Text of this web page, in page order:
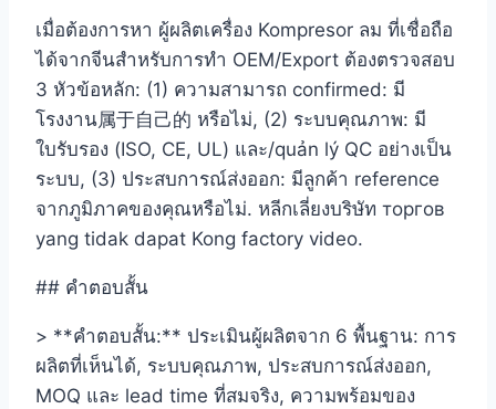
เมื่อต้องการหา ผู้ผลิตเครื่อง Kompresor ลม ที่เชื่อถือ
ได้จากจีนสำหรับการทำ OEM/Export ต้องตรวจสอบ
3 หัวข้อหลัก: (1) ความสามารถ confirmed: มี
โรงงาน属于自己的 หรือไม่, (2) ระบบคุณภาพ: มี
ใบรับรอง (ISO, CE, UL) และ/quản lý QC อย่างเป็น
ระบบ, (3) ประสบการณ์ส่งออก: มีลูกค้า reference
จากภูมิภาคของคุณหรือไม่. หลีกเลี่ยงบริษัท торгов
yang tidak dapat Kong factory video.
## คำตอบสั้น
> **คำตอบสั้น:** ประเมินผู้ผลิตจาก 6 พื้นฐาน: การ
ผลิตที่เห็นได้, ระบบคุณภาพ, ประสบการณ์ส่งออก,
MOQ และ lead time ที่สมจริง, ความพร้อมของ